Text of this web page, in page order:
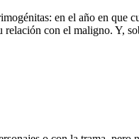
en el año en que
con el maligno. Y,